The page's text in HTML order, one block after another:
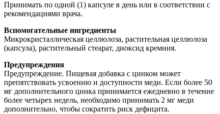
Принимать по одной (1) капсуле в день или в соответствии с
рекомендациями врача.
Вспомогательные ингредиенты
Микрокристаллическая целлюлоза, растительная целлюлоза
(капсула), растительный стеарат, диоксид кремния.
Предупреждения
Предупреждение. Пищевая добавка с цинком может
препятствовать усвоению и доступности меди. Если более 50
мг дополнительного цинка принимается ежедневно в течение
более четырех недель, необходимо принимать 2 мг меди
дополнительно, чтобы сократить риск дефицита.